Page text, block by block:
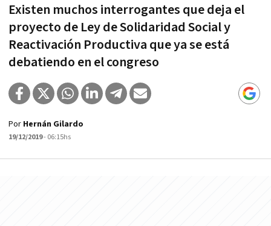
Existen muchos interrogantes que deja el
proyecto de Ley de Solidaridad Social y
Reactivación Productiva que ya se está
debatiendo en el congreso
Por Hernán Gilardo
19/12/2019- 06:15hs